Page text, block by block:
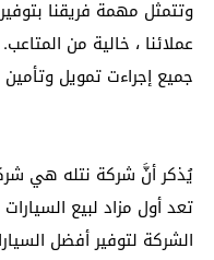
وتتمثل مهمة فريقنا
عملائنا ، خالية من
جميع إجراءت تمويل وتأمين
تعد أول مزاد لبيع
الشركة لتوفير أفضل